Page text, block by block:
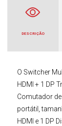
DESCRIÇÃO
O Switcher
HDMI + 1 DP
Comutador
portátil,
HDMI e 1 DP